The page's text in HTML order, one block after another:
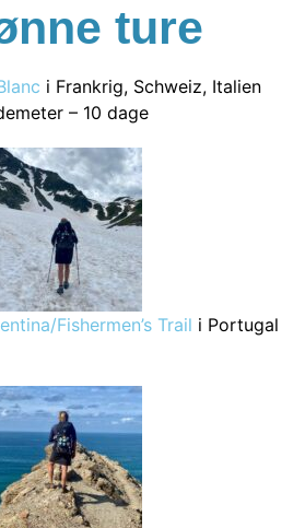
ture
i Frankrig, Schweiz, Italien
– 10 dage
Fishermen’s Trail i Portugal